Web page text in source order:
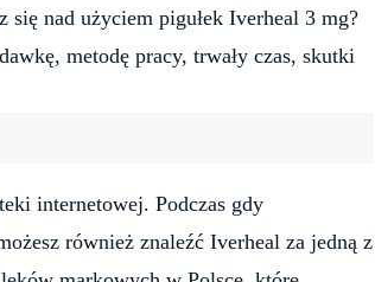
nad użyciem pigułek Iverheal 3 mg?
metodę pracy, trwały czas, skutki
internetowej. Podczas gdy
również znaleźć Iverheal za jedną z